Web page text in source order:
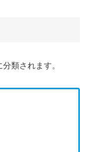
類されます。